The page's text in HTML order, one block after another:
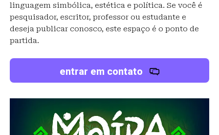
linguagem simbólica, estética e política. Se você é
pesquisador, escritor, professor ou estudante e
deseja publicar conosco, este espaço é o ponto de
partida.
entrar em contato